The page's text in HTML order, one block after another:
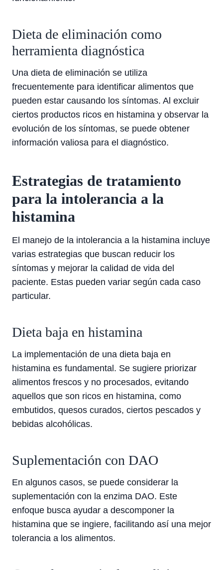
Dieta de eliminación como
herramienta diagnóstica
Una dieta de eliminación se utiliza
frecuentemente para identificar alimentos que
pueden estar causando los síntomas. Al excluir
ciertos productos ricos en histamina y observar la
evolución de los síntomas, se puede obtener
información valiosa para el diagnóstico.
Estrategias de tratamiento
para la intolerancia a la
histamina
El manejo de la intolerancia a la histamina incluye
varias estrategias que buscan reducir los
síntomas y mejorar la calidad de vida del
paciente. Estas pueden variar según cada caso
particular.
Dieta baja en histamina
La implementación de una dieta baja en
histamina es fundamental. Se sugiere priorizar
alimentos frescos y no procesados, evitando
aquellos que son ricos en histamina, como
embutidos, quesos curados, ciertos pescados y
bebidas alcohólicas.
Suplementación con DAO
En algunos casos, se puede considerar la
suplementación con la enzima DAO. Este
enfoque busca ayudar a descomponer la
histamina que se ingiere, facilitando así una mejor
tolerancia a los alimentos.